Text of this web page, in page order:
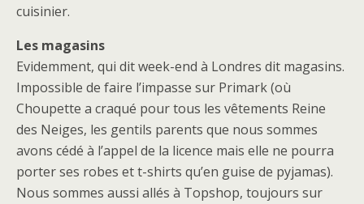
cuisinier.
Les magasins
Evidemment, qui dit week-end à Londres dit magasins.
Impossible de faire l’impasse sur Primark (où
Choupette a craqué pour tous les vêtements Reine
des Neiges, les gentils parents que nous sommes
avons cédé à l’appel de la licence mais elle ne pourra
porter ses robes et t-shirts qu’en guise de pyjamas).
Nous sommes aussi allés à Topshop, toujours sur